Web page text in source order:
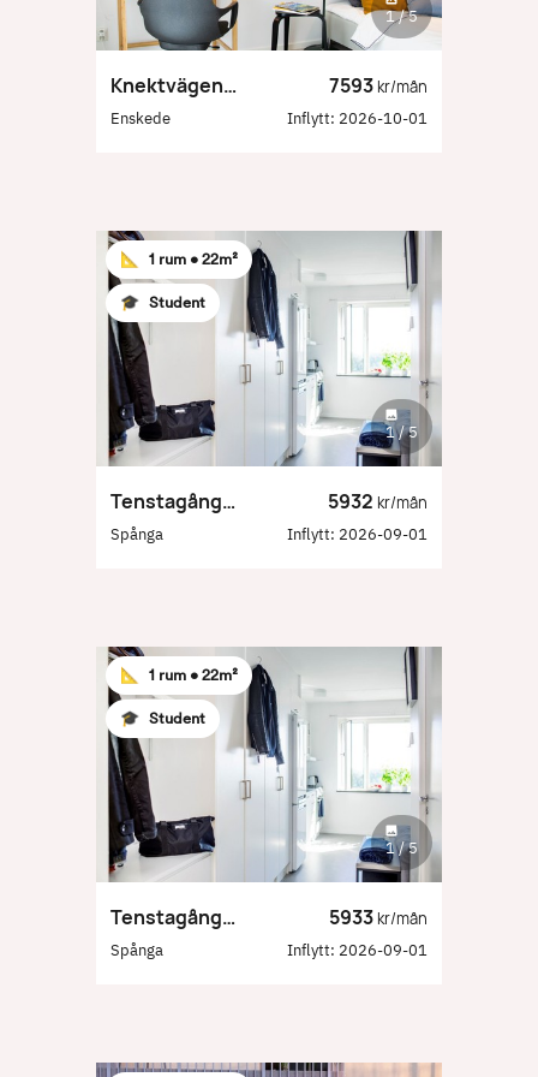
1/5
Knektvägen 8 7593 kr/mån
Enskede
Inflytt: 2026-10-01
📐 1 rum •22m²
🎓 Student
1/5
Tenstagången 55 5932 kr/mån
Spånga
Inflytt: 2026-09-01
📐 1 rum •22m²
🎓 Student
1/5
Tenstagången 55 5933 kr/mån
Spånga
Inflytt: 2026-09-01